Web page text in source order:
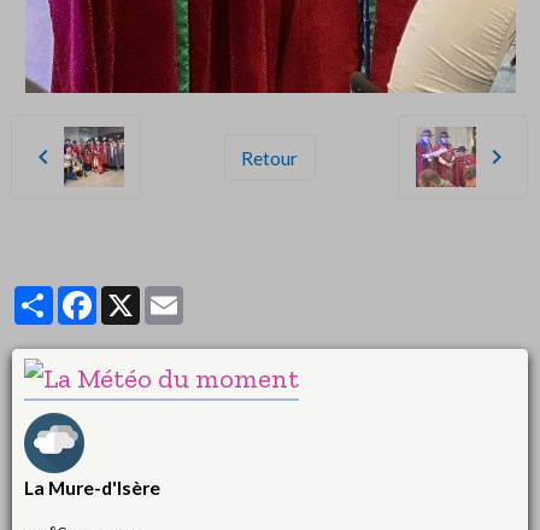
Retour
PartagerFacebook
X
La Mure-d'Isère